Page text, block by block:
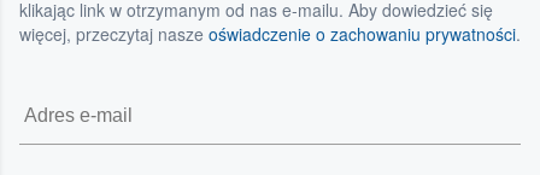
klikając link w otrzymanym od nas e-mailu. Aby dowiedzieć się
więcej, przeczytaj nasze oświadczenie o zachowaniu prywatności.